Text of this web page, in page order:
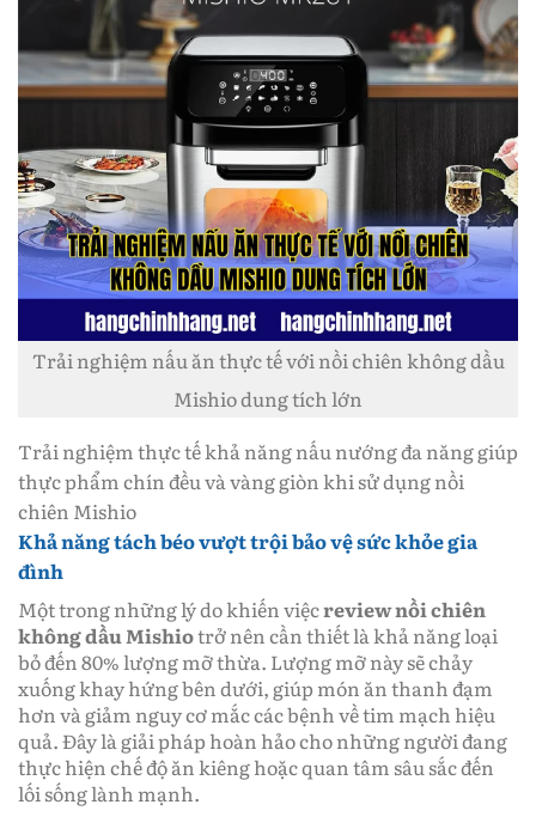
Trải nghiệm nấu ăn thực tế với nồi chiên không dầu
Mishio dung tích lớn
Trải nghiệm thực tế khả năng nấu nướng đa năng giúp
thực phẩm chín đều và vàng giòn khi sử dụng nồi
chiên Mishio
Khả năng tách béo vượt trội bảo vệ sức khỏe gia
đình
Một trong những lý do khiến việcreview nồi chiên
không dầu Mishiotrở nên cần thiết là khả năng loại
bỏ đến 80% lượng mỡ thừa. Lượng mỡ này sẽ chảy
xuống khay hứng bên dưới, giúp món ăn thanh đạm
hơn và giảm nguy cơ mắc các bệnh về tim mạch hiệu
quả. Đây là giải pháp hoàn hảo cho những người đang
thực hiện chế độ ăn kiêng hoặc quan tâm sâu sắc đến
lối sống lành mạnh.